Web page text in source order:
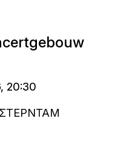
20:30